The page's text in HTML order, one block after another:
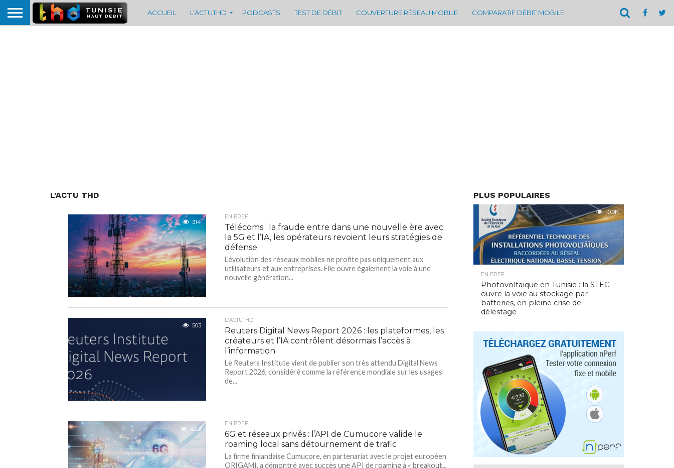
ACCUEIL L’ACTUTHD PODCASTS TEST DE DÉBIT COUVERTURE RÉSEAU MOBILE COMPARATIF DÉBIT MOBILE
L'ACTU THD
314
EN BREF
Télécoms : la fraude entre dans une nouvelle ère avec
la 5G et l’IA, les opérateurs revoient leurs stratégies de
défense
L’évolution des réseaux mobiles ne profite pas uniquement aux
utilisateurs et aux entreprises. Elle ouvre également la voie à une
nouvelle génération...
503
L'ACTUTHD
Reuters Digital News Report 2026 : les plateformes, les
créateurs et l’IA contrôlent désormais l’accès à
l’information
Le Reuters Institute vient de publier son très attendu Digital News
Report 2026, considéré comme la référence mondiale sur les usages
de...
422
EN BREF
6G et réseaux privés : l’API de Cumucore valide le
roaming local sans détournement de trafic
La firme finlandaise Cumucore, en partenariat avec le projet européen
ORIGAMI, a démontré avec succès une API de roaming à « breakout...
PLUS POPULAIRES
10.0K
EN BREF
Photovoltaïque en Tunisie : la STEG
ouvre la voie au stockage par
batteries, en pleine crise de
délestage